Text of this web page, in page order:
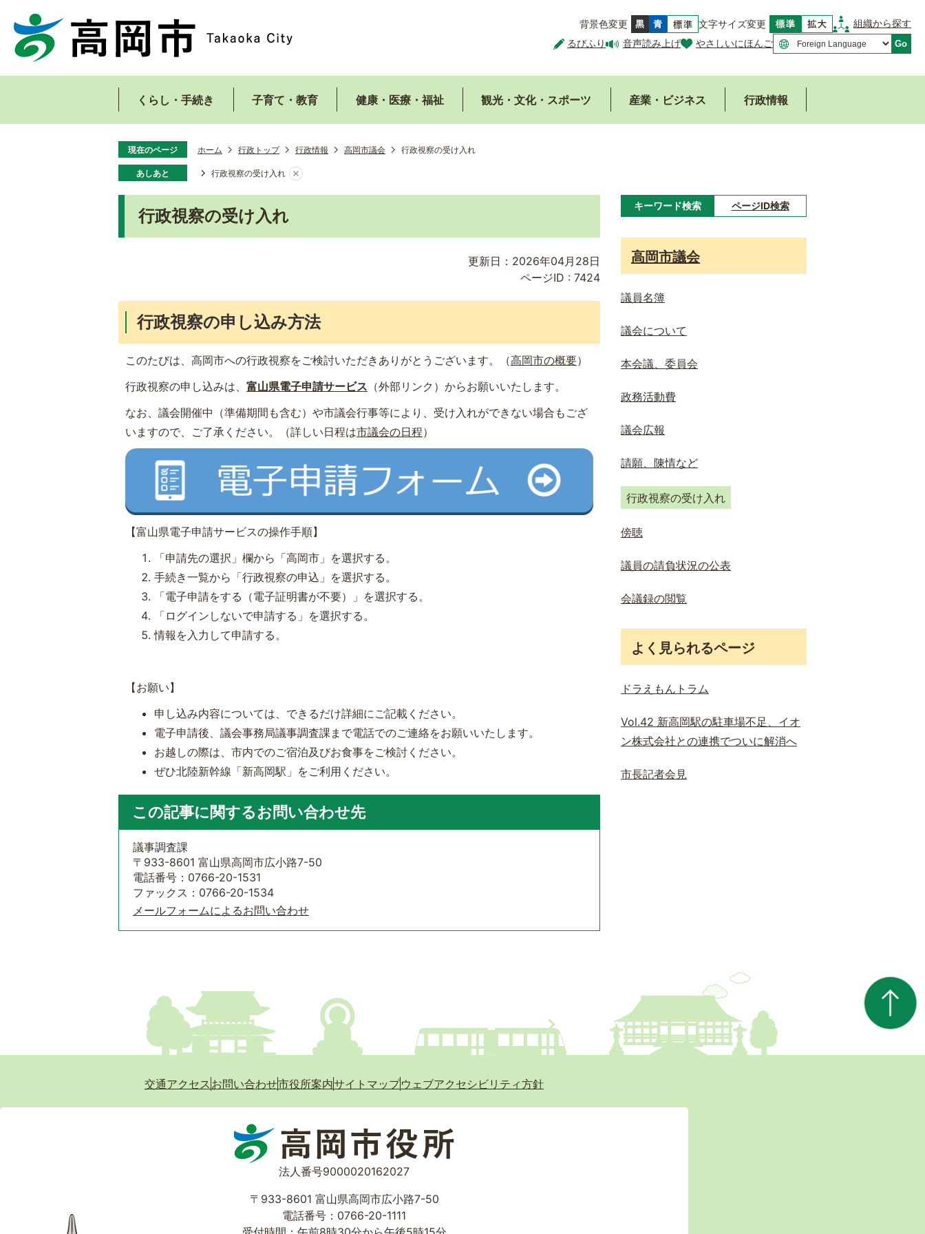
背景色変更 文字サイズ変更
組織から探す
るびふり
音声読み上げ やさしいにほんご Go
くらし・手続き 子育て・教育 健康・医療・福祉 観光・文化・スポーツ 産業・ビジネス 行政情報
現在のページ ホーム 行政トップ 行政情報 高岡市議会 行政視察の受け入れ
あしあと 行政視察の受け入れ
行政視察の受け入れ
更新日：2026年04月28日
ページID : 7424
行政視察の申し込み方法
このたびは、高岡市への行政視察をご検討いただきありがとうございます。（高岡市の概要）
行政視察の申し込みは、 富山県電子申請サービス （外部リンク） からお願いいたします。
なお、議会開催中（準備期間も含む）や市議会行事等により、受け入れができない場合もござ
いますので、ご了承ください。（詳しい日程は市議会の日程）
【富山県電子申請サービスの操作手順】
「申請先の選択」欄から「高岡市」を選択する。
手続き一覧から「行政視察の申込」を選択する。
「電子申請をする（電子証明書が不要）」を選択する。
「ログインしないで申請する」を選択する。
情報を入力して申請する。
【お願い】
申し込み内容については、できるだけ詳細にご記載ください。
電子申請後、議会事務局議事調査課まで電話でのご連絡をお願いいたします。
お越しの際は、市内でのご宿泊及びお食事をご検討ください。
ぜひ北陸新幹線「新高岡駅」をご利用ください。
この記事に関するお問い合わせ先
議事調査課
〒933-8601 富山県高岡市広小路7-50
電話番号：0766-20-1531
ファックス：0766-20-1534
メールフォームによるお問い合わせ
キーワード検索 ページID検索
ー
ワ
ー
検
高岡市議会
議員名簿
議会について
本会議、委員会
政務活動費
議会広報
請願、陳情など
行政視察の受け入れ
傍聴
議員の請負状況の公表
会議録の閲覧
よく見られるページ
ドラえもんトラム
Vol.42 新高岡駅の駐車場不足、イオ
ン株式会社との連携でついに解消へ
市長記者会見
交通アクセス お問い合わせ市役所案内サイトマップウェブアクセシビリティ方針
法人番号9000020162027
〒933-8601 富山県高岡市広小路7-50
電話番号：0766-20-1111